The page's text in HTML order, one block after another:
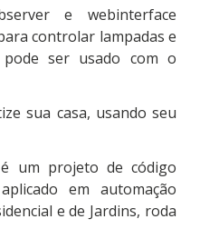
e webinterface
controlar lampadas e
pode ser usado com o
sua casa, usando seu
é um projeto de código
em automação
e de Jardins, roda